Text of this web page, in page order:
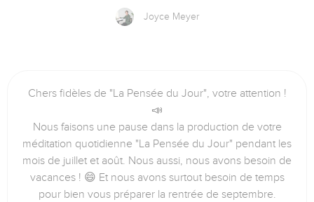
Joyce Meyer
Chers fidèles de "La Pensée du Jour", votre attention !
📣
Nous faisons une pause dans la production de votre
méditation quotidienne "La Pensée du Jour" pendant les
mois de juillet et août. Nous aussi, nous avons besoin de
vacances ! 😄 Et nous avons surtout besoin de temps
pour bien vous préparer la rentrée de septembre.